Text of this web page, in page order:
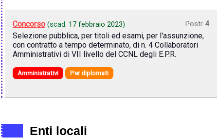
Concorso (scad. 17 febbraio 2023) Posti: 4
Selezione pubblica, per titoli ed esami, per l'assunzione,
con contratto a tempo determinato, di n. 4 Collaboratori
Amministrativi di VII livello del CCNL degli E.P.R.
Amministrativi Per diplomati
Enti locali